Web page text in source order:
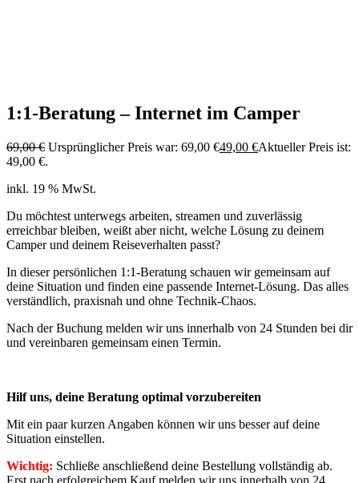
1:1-Beratung – Internet im Camper
69,00€ Ursprünglicher Preis war: 69,00 €49,00 €Aktueller Preis ist:
49,00 €.
inkl. 19 % MwSt.
Du möchtest unterwegs arbeiten, streamen und zuverlässig
erreichbar bleiben, weißt aber nicht, welche Lösung zu deinem
Camper und deinem Reiseverhalten passt?
In dieser persönlichen 1:1-Beratung schauen wir gemeinsam auf
deine Situation und finden eine passende Internet-Lösung. Das alles
verständlich, praxisnah und ohne Technik-Chaos.
Nach der Buchung melden wir uns innerhalb von 24 Stunden bei dir
und vereinbaren gemeinsam einen Termin.
Hilf uns, deine Beratung optimal vorzubereiten
Mit ein paar kurzen Angaben können wir uns besser auf deine
Situation einstellen.
Wichtig: Schließe anschließend deine Bestellung vollständig ab.
Erst nach erfolgreichem Kauf melden wir uns innerhalb von 24